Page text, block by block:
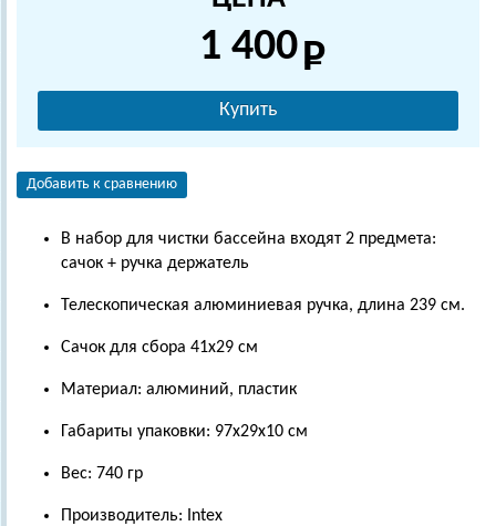
1 400
Купить
Добавить к сравнению
В набор для чистки бассейна входят 2 предмета:
сачок + ручка держатель
Телескопическая алюминиевая ручка, длина 239 см.
Сачок для сбора 41х29 см
Материал: алюминий, пластик
Габариты упаковки: 97х29х10 см
Вес: 740 гр
Производитель: Intex